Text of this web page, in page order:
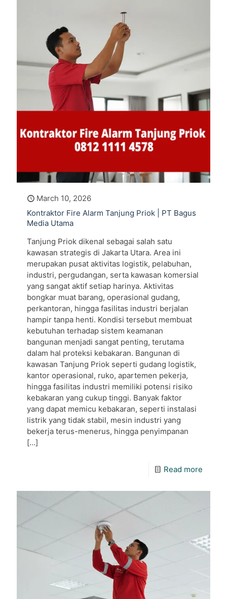
March 10, 2026
Kontraktor Fire Alarm Tanjung Priok | PT Bagus
Media Utama
Tanjung Priok dikenal sebagai salah satu
kawasan strategis di Jakarta Utara. Area ini
merupakan pusat aktivitas logistik, pelabuhan,
industri, pergudangan, serta kawasan komersial
yang sangat aktif setiap harinya. Aktivitas
bongkar muat barang, operasional gudang,
perkantoran, hingga fasilitas industri berjalan
hampir tanpa henti. Kondisi tersebut membuat
kebutuhan terhadap sistem keamanan
bangunan menjadi sangat penting, terutama
dalam hal proteksi kebakaran. Bangunan di
kawasan Tanjung Priok seperti gudang logistik,
kantor operasional, ruko, apartemen pekerja,
hingga fasilitas industri memiliki potensi risiko
kebakaran yang cukup tinggi. Banyak faktor
yang dapat memicu kebakaran, seperti instalasi
listrik yang tidak stabil, mesin industri yang
bekerja terus-menerus, hingga penyimpanan
[…]
Read more